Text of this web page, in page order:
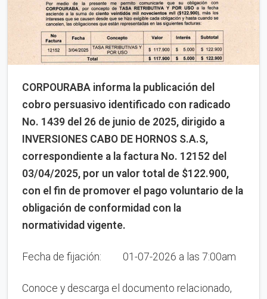
CORPOURABA informa la publicación del
cobro persuasivo identificado con radicado
No. 1439 del 26 de junio de 2025, dirigido a
INVERSIONES CABO DE HORNOS S.A.S,
correspondiente a la factura No. 12152 del
03/04/2025, por un valor total de $122.900,
con el fin de promover el pago voluntario de la
obligación de conformidad con la
normatividad vigente.
Fecha de fijación: 01-07-2026 a las 7:00am
Conoce y descarga el documento relacionado,